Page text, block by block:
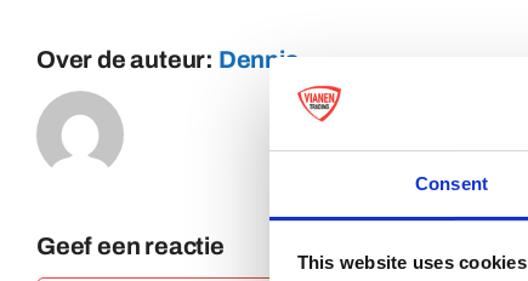
Consent
This website uses cookies
Over de auteur: Dennis
Geef een reactie